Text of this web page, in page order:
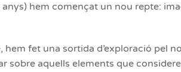
anys) hem començat un nou repte:
fet una sortida d’exploració pel
sobre aquells elements que